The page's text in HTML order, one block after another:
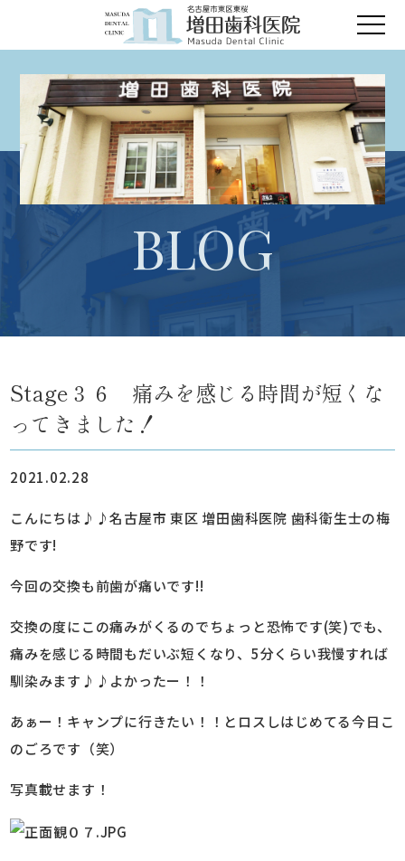
BLOG
Stage３６ 痛みを感じる時間が短くな
ってきました！
2021.02.28
こんにちは♪♪名古屋市 東区 増田歯科医院 歯科衛生士の梅
野です!
今回の交換も前歯が痛いです!!
交換の度にこの痛みがくるのでちょっと恐怖です(笑)でも、
痛みを感じる時間もだいぶ短くなり、 5分くらい我慢すれば
馴染みます♪♪よかったー！！
あぁー！キャンプに行きたい！！とロスしはじめてる今日こ
のごろです（笑）
写真載せます！